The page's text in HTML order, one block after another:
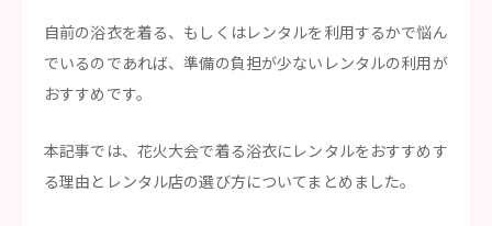
自前の浴衣を着る、もしくはレンタルを利用するかで悩ん
でいるのであれば、準備の負担が少ないレンタルの利用が
おすすめです。
本記事では、花火大会で着る浴衣にレンタルをおすすめす
る理由とレンタル店の選び方についてまとめました。